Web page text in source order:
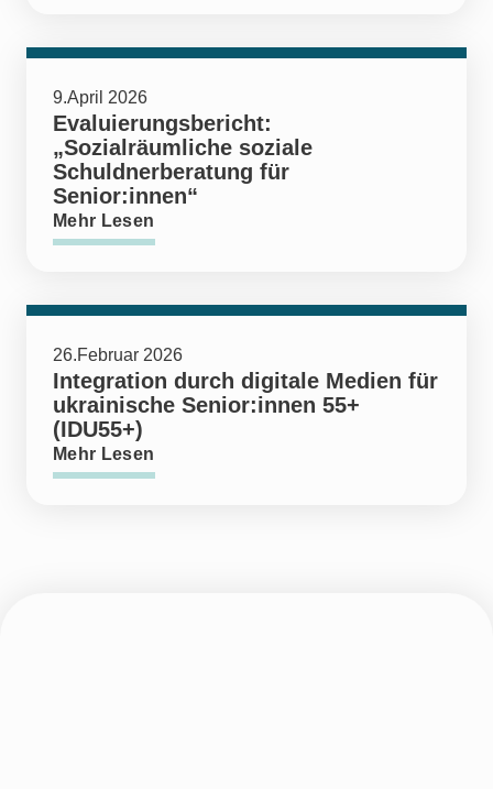
9.April 2026
Evaluierungsbericht:
„Sozialräumliche soziale
Schuldnerberatung für
Senior:innen“
Mehr Lesen
26.Februar 2026
Integration durch digitale Medien für
ukrainische Senior:innen 55+
(IDU55+)
Mehr Lesen